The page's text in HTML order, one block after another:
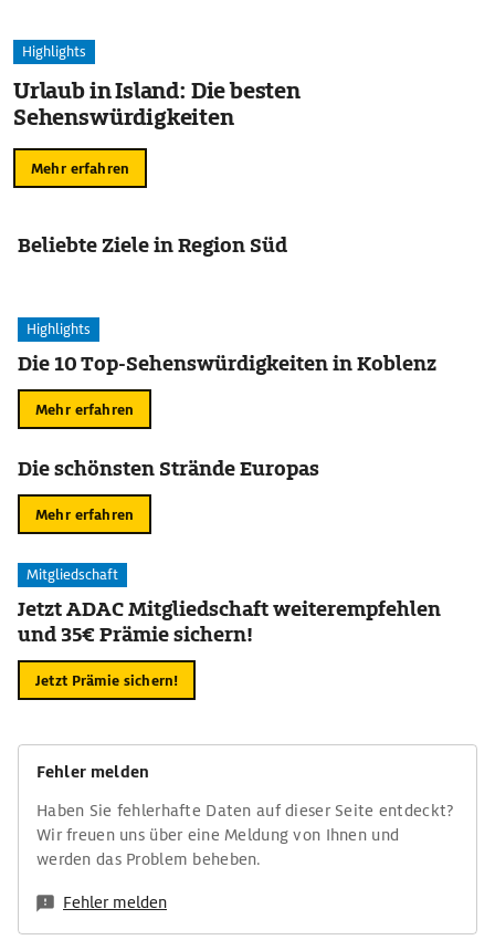
Highlights
Urlaub in Island: Die besten
Sehenswürdigkeiten
Mehr erfahren
Beliebte Ziele in Region Süd
Highlights
Die 10 Top-Sehenswürdigkeiten in Koblenz
Mehr erfahren
Die schönsten Strände Europas
Mehr erfahren
Mitgliedschaft
Jetzt ADAC Mitgliedschaft weiterempfehlen
und 35€ Prämie sichern!
Jetzt Prämie sichern!
Fehler melden
Haben Sie fehlerhafte Daten auf dieser Seite entdeckt?
Wir freuen uns über eine Meldung von Ihnen und
werden das Problem beheben.
Fehler melden